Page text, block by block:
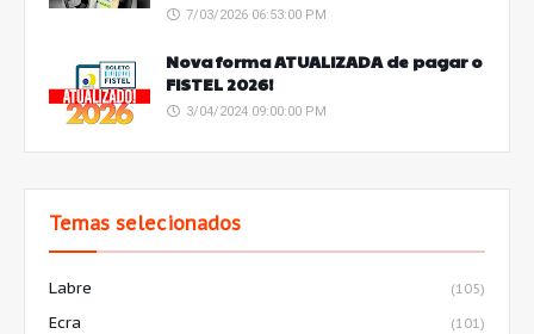
7/03/2026 06:53:00 PM
Nova forma ATUALIZADA de pagar o
FISTEL 2026!
3/04/2024 09:00:00 PM
Temas selecionados
Labre (105)
Ecra (101)